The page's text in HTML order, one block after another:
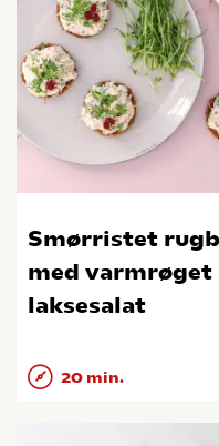
Smørristet
med varmrøget
laksesalat
20 min.